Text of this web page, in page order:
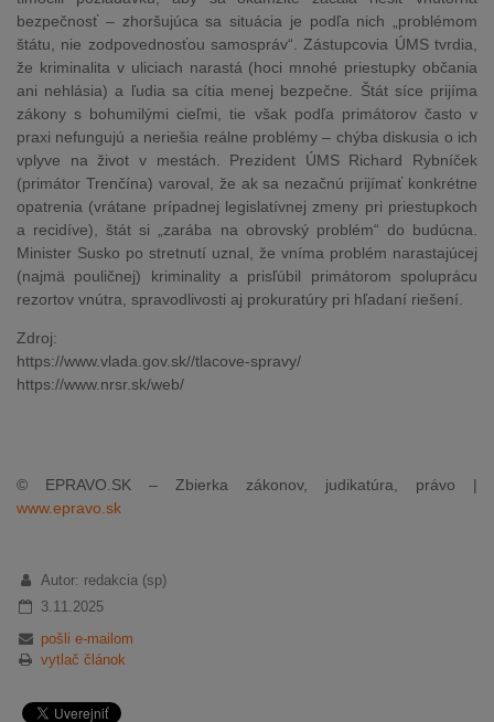
bezpečnosť – zhoršujúca sa situácia je podľa nich „problémom
štátu, nie zodpovednosťou samospráv“. Zástupcovia ÚMS tvrdia,
že kriminalita v uliciach narastá (hoci mnohé priestupky občania
ani nehlásia) a ľudia sa cítia menej bezpečne. Štát síce prijíma
zákony s bohumilými cieľmi, tie však podľa primátorov často v
praxi nefungujú a neriešia reálne problémy – chýba diskusia o ich
vplyve na život v mestách. Prezident ÚMS Richard Rybníček
(primátor Trenčína) varoval, že ak sa nezačnú prijímať konkrétne
opatrenia (vrátane prípadnej legislatívnej zmeny pri priestupkoch
a recidíve), štát si „zarába na obrovský problém“ do budúcna.
Minister Susko po stretnutí uznal, že vníma problém narastajúcej
(najmä pouličnej) kriminality a prisľúbil primátorom spoluprácu
rezortov vnútra, spravodlivosti aj prokuratúry pri hľadaní riešení.
Zdroj:
https://www.vlada.gov.sk//tlacove-spravy/
https://www.nrsr.sk/web/
© EPRAVO.SK – Zbierka zákonov, judikatúra, právo |
www.epravo.sk
Autor: redakcia (sp)
3.11.2025
pošli e-mailom
vytlač článok